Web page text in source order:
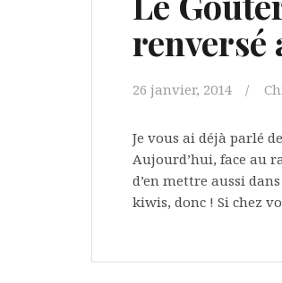
renversé
26 janvier, 2014
Je vous ai déjà parlé
Aujourd’hui, face au
d’en mettre aussi
kiwis, donc ! Si chez